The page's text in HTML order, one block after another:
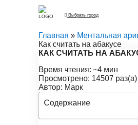
Выбрать город
Главная » Ментальная
Как считать на абакусе
КАК СЧИТАТЬ НА
Время чтения: ~4 мин
Просмотрено: 14507 раз(а)
Автор: Марк
Содержание